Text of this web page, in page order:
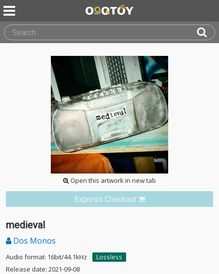
Open this artwork in new tab
Express Checkout
medieval
Dos Monos
Audio format: 16bit/44.1kHz
Lossless
Release date: 2021-09-08